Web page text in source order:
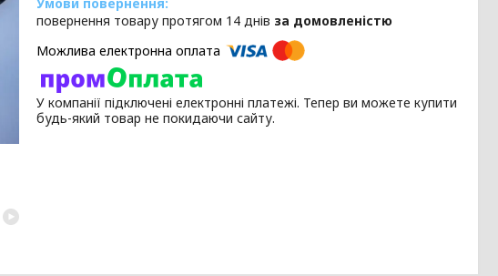
повернення товару протягом 14 днів за домовленістю
У компанії підключені електронні платежі. Тепер ви можете купити
будь-який товар не покидаючи сайту.